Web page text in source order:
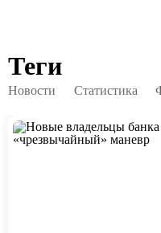
Теги
Новости Статистика